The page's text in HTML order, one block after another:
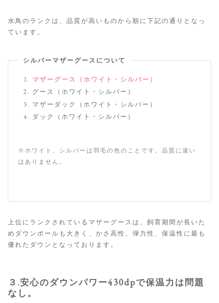
水鳥のランクは、品質が高いものから順に下記の通りとなっ
ています。
シルバーマザーグースについて
マザーグース（ホワイト・シルバー）
グース（ホワイト・シルバー）
マザーダック（ホワイト・シルバー）
ダック（ホワイト・シルバー）
※ホワイト、シルバーは羽毛の色のことです。品質に違い
はありません。
上位にランクされているマザーグースは、飼育期間が長いた
めダウンボールも大きく、かさ高性、弾力性、保温性に最も
優れたダウンとなっております。
３.安心のダウンパワー430dpで保温力は問題
なし。